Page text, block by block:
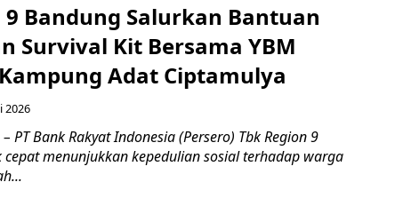
9 Bandung Salurkan Bantuan
Survival Kit Bersama YBM
Adat Ciptamulya
2026
PT Bank Rakyat Indonesia (Persero) Tbk Region 9
menunjukkan kepedulian sosial terhadap warga